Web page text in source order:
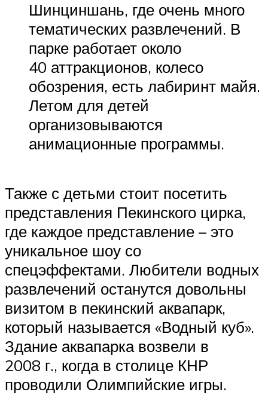
Шинциншань, где очень много
тематических развлечений. В
парке работает около
40 аттракционов, колесо
обозрения, есть лабиринт майя.
Летом для детей
организовываются
анимационные программы.
Также с детьми стоит посетить
представления Пекинского цирка,
где каждое представление – это
уникальное шоу со
спецэффектами. Любители водных
развлечений останутся довольны
визитом в пекинский аквапарк,
который называется «Водный куб».
Здание аквапарка возвели в
2008 г., когда в столице КНР
проводили Олимпийские игры.